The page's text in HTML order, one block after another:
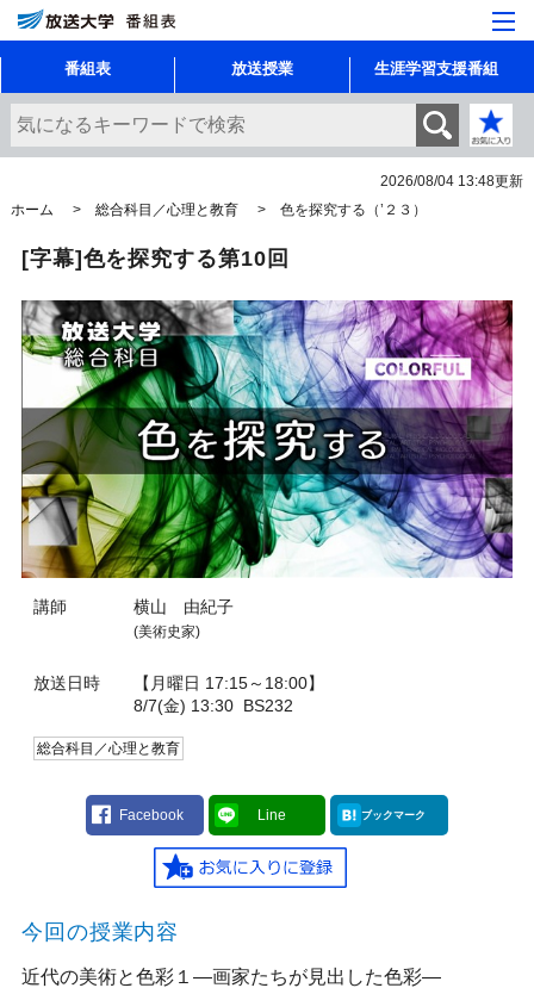
番組表 放送授業 生涯学習支援番組
2026/08/04 13:48更新
ホーム
総合科目／心理と教育 色を探究する（’２３）
[字幕]色を探究する第10回
講師 横山 由紀子
(美術史家)
放送日時
【月曜日 17:15～18:00】
8/7(金) 13:30BS232
総合科目／心理と教育
Facebook Line ブックマーク
今回の授業内容
近代の美術と色彩１―画家たちが見出した色彩―